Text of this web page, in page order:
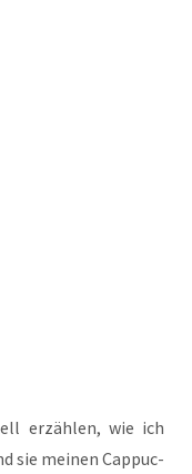
erzäh­len, wie ich
sie mei­nen Cap­puc­